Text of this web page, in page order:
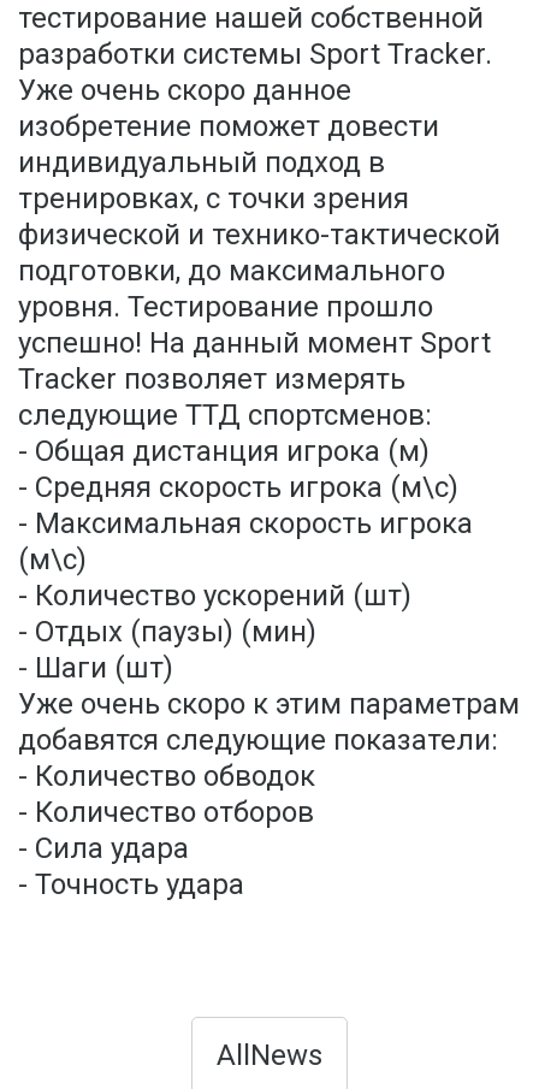
тестирование нашей собственной
разработки системы Sport Tracker.
Уже очень скоро данное
изобретение поможет довести
индивидуальный подход в
тренировках, с точки зрения
физической и технико-тактической
подготовки, до максимального
уровня. Тестирование прошло
успешно! На данный момент Sport
Tracker позволяет измерять
следующие ТТД спортсменов:
- Общая дистанция игрока (м)
- Средняя скорость игрока (м\с)
- Максимальная скорость игрока
(м\с)
- Количество ускорений (шт)
- Отдых (паузы) (мин)
- Шаги (шт)
Уже очень скоро к этим параметрам
добавятся следующие показатели:
- Количество обводок
- Количество отборов
- Сила удара
- Точность удара
AllNews